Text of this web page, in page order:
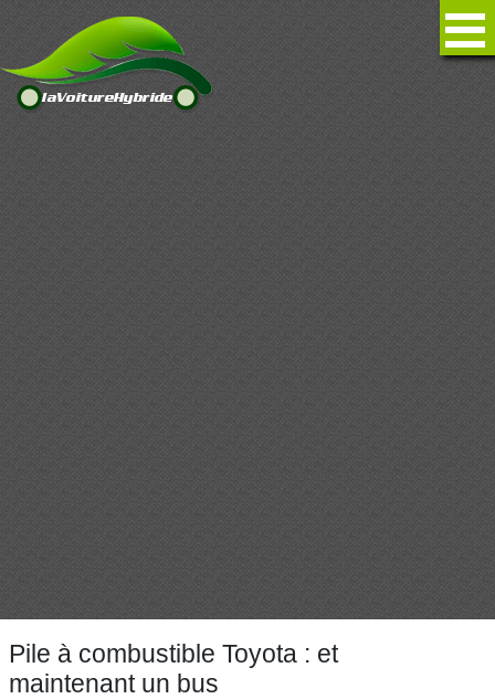
Pile à combustible Toyota : et
maintenant un bus